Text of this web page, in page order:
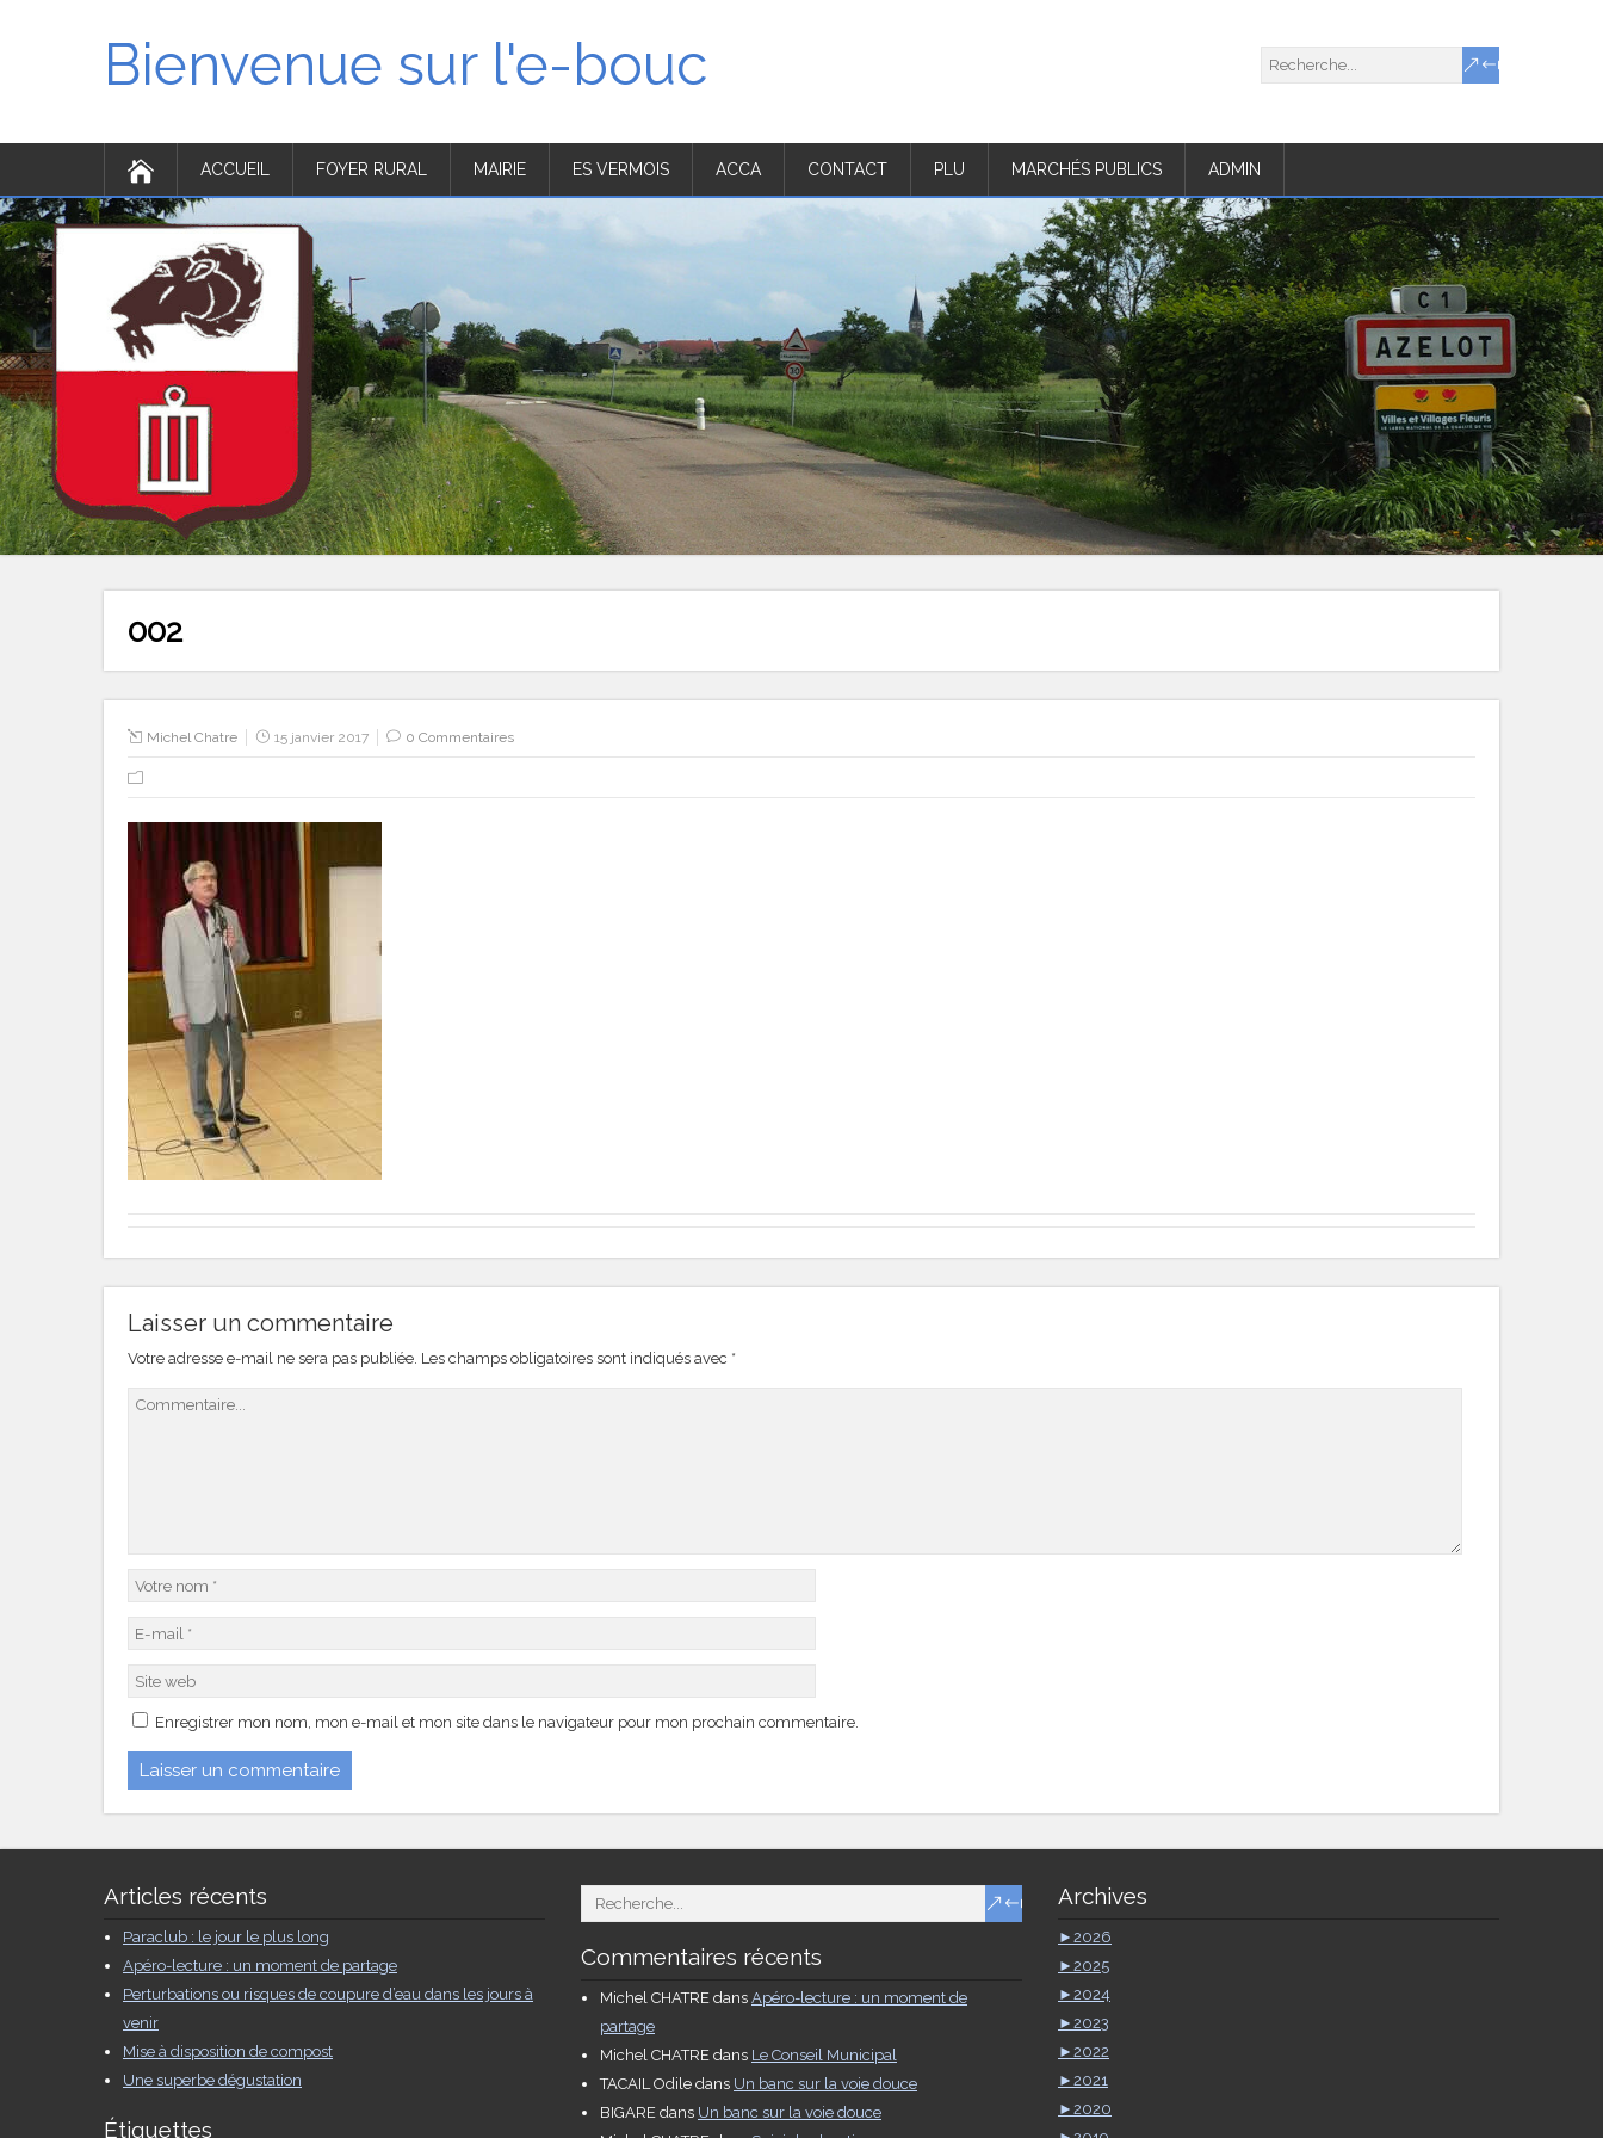
Bienvenue sur l'e-bouc
ACCUEIL FOYER RURAL MAIRIE ES VERMOIS ACCA CONTACT PLU MARCHÉS PUBLICS ADMIN
002
Michel Chatre 15 janvier 2017 0 Commentaires
Laisser un commentaire
Votre adresse e-mail ne sera pas publiée. Les champs obligatoires sont indiqués avec *
Enregistrer mon nom, mon e-mail et mon site dans le navigateur pour mon prochain commentaire.
Articles récents
Paraclub : le jour le plus long
Apéro-lecture : un moment de partage
Perturbations ou risques de coupure d’eau dans les jours à
venir
Mise à disposition de compost
Une superbe dégustation
Étiquettes
Commentaires récents
Michel CHATRE dans Apéro-lecture : un moment de
partage
Michel CHATRE dans Le Conseil Municipal
TACAIL Odile dans Un banc sur la voie douce
BIGARE dans Un banc sur la voie douce
Archives
► 2026
► 2025
► 2024
► 2023
► 2022
► 2021
► 2020